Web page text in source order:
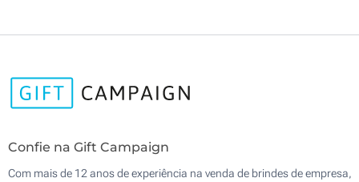
Confie na Gift Campaign
Com mais de 12 anos de experiência na venda de brindes de empresa,